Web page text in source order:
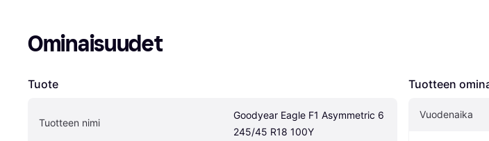
Ominaisuudet
Tuote
Tuotteen nimi
Goodyear Eagle F1 Asymmetric 6
245/45 R18 100Y
Tuotteen
Vuodenaika